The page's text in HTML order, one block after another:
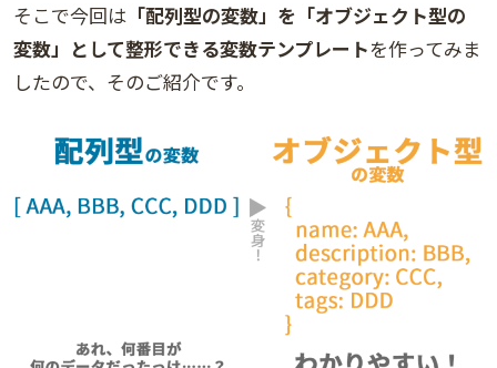
そこで今回は 「配列型の変数」を「オブジェクト型の
変数」として整形できる変数テンプレートを作ってみま
したので、そのご紹介です。